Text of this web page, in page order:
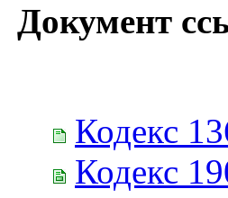
Документ
Кодекс
Кодекс